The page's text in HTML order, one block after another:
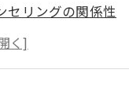
セリングの関係性
関の違いを比較
活用場面を紹介